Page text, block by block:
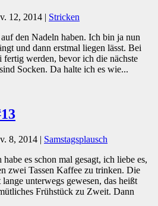
12, 2014 | Stricken
den Nadeln haben. Ich bin ja nun
und dann erstmal liegen lässt. Bei
fertig werden, bevor ich die nächste
Socken. Da halte ich es wie...
8, 2014 | Samstagsplausch
es schon mal gesagt, ich liebe es,
zwei Tassen Kaffee zu trinken. Die
unterwegs gewesen, das heißt
Frühstück zu Zweit. Dann